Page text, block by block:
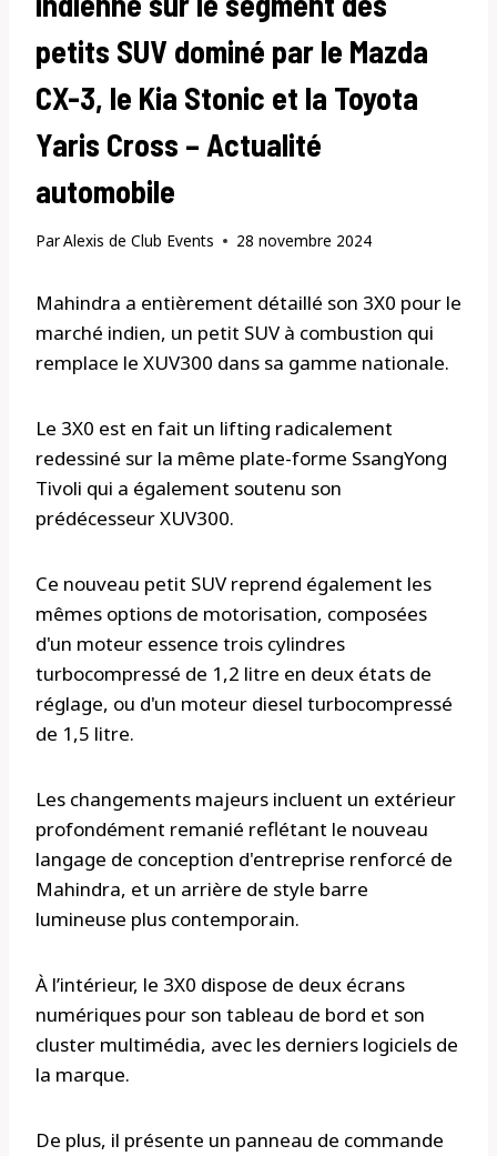
petits SUV dominé par le Mazda
CX-3, le Kia Stonic et la Toyota
Yaris Cross – Actualité
automobile
ParAlexis de Club Events 28 novembre 2024
Mahindra a entièrement détaillé son 3X0 pour le
marché indien, un petit SUV à combustion qui
remplace le XUV300 dans sa gamme nationale.
Le 3X0 est en fait un lifting radicalement
redessiné sur la même plate-forme SsangYong
Tivoli qui a également soutenu son
prédécesseur XUV300.
Ce nouveau petit SUV reprend également les
mêmes options de motorisation, composées
d'un moteur essence trois cylindres
turbocompressé de 1,2 litre en deux états de
réglage, ou d'un moteur diesel turbocompressé
de 1,5 litre.
Les changements majeurs incluent un extérieur
profondément remanié reflétant le nouveau
langage de conception d'entreprise renforcé de
Mahindra, et un arrière de style barre
lumineuse plus contemporain.
À l’intérieur, le 3X0 dispose de deux écrans
numériques pour son tableau de bord et son
cluster multimédia, avec les derniers logiciels de
la marque.
De plus, il présente un panneau de commande